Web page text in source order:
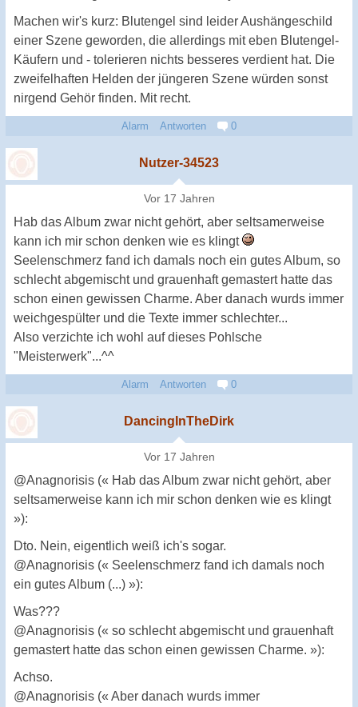
Machen wir's kurz: Blutengel sind leider Aushängeschild
einer Szene geworden, die allerdings mit eben Blutengel-
Käufern und - tolerieren nichts besseres verdient hat. Die
zweifelhaften Helden der jüngeren Szene würden sonst
nirgend Gehör finden. Mit recht.
Alarm Antworten 0
Nutzer-34523
Vor 17 Jahren
Hab das Album zwar nicht gehört, aber seltsamerweise
kann ich mir schon denken wie es klingt
Seelenschmerz fand ich damals noch ein gutes Album, so
schlecht abgemischt und grauenhaft gemastert hatte das
schon einen gewissen Charme. Aber danach wurds immer
weichgespülter und die Texte immer schlechter...
Also verzichte ich wohl auf dieses Pohlsche
"Meisterwerk"...^^
Alarm Antworten 0
DancingInTheDirk
Vor 17 Jahren
@Anagnorisis (« Hab das Album zwar nicht gehört, aber
seltsamerweise kann ich mir schon denken wie es klingt
»):
Dto. Nein, eigentlich weiß ich's sogar.
@Anagnorisis (« Seelenschmerz fand ich damals noch
ein gutes Album (...) »):
Was???
@Anagnorisis (« so schlecht abgemischt und grauenhaft
gemastert hatte das schon einen gewissen Charme. »):
Achso.
@Anagnorisis (« Aber danach wurds immer